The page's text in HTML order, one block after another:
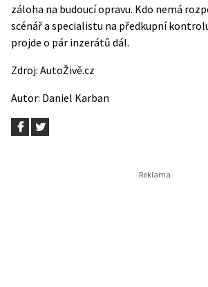
záloha na budoucí opravu. Kdo nemá
scénář a specialistu na předkupní
projde o pár inzerátů dál.
Zdroj: AutoŽivě.cz
Autor: Daniel Karban